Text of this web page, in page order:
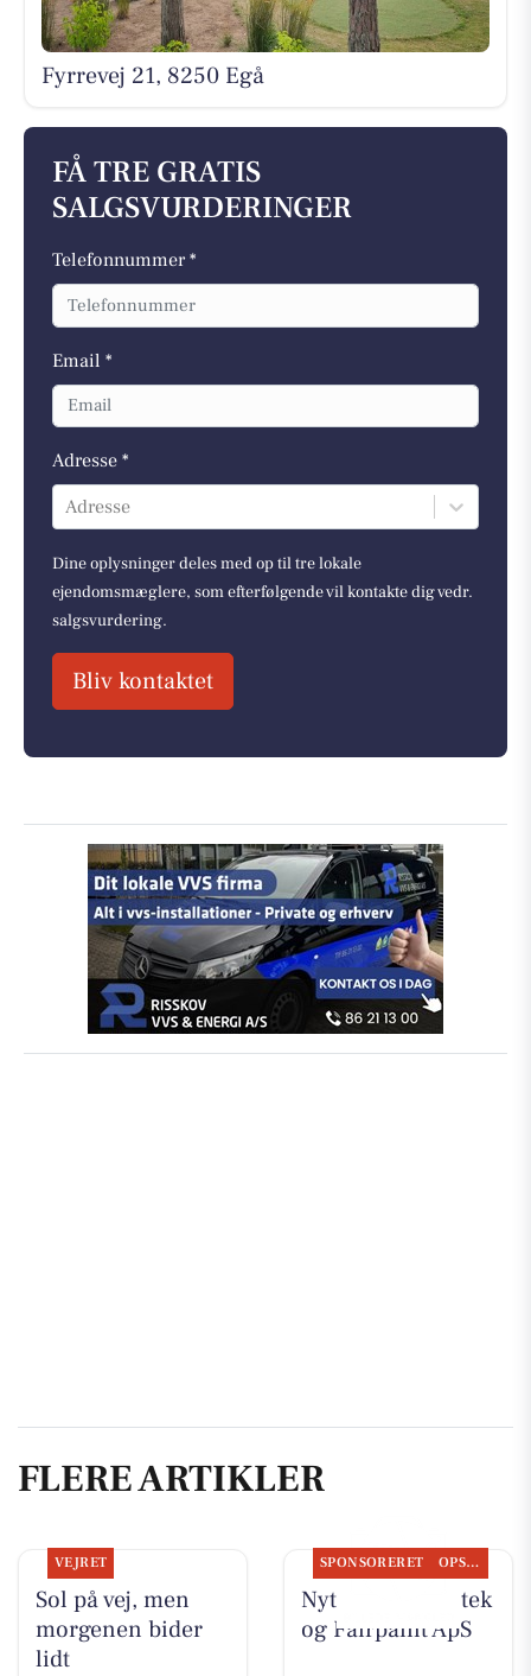
Fyrrevej 21, 8250 Egå
FÅ TRE GRATIS
SALGSVURDERINGER
Telefonnummer *
Email *
Adresse *
Adresse
Dine oplysninger deles med op til tre lokale
ejendomsmæglere, som efterfølgende vil kontakte dig vedr.
salgsvurdering.
Bliv kontaktet
FLERE ARTIKLER
VEJRET
Sol på vej, men
morgenen bider
lidt
SPONSORERET OPSLAGSTAVLEN
Nyt fra Egå Apotek
og Fairpaint ApS